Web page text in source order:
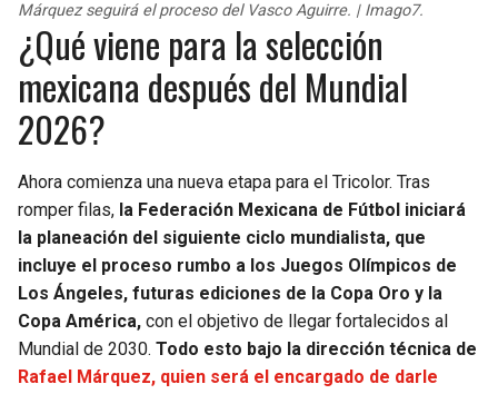
Márquez seguirá el proceso del Vasco Aguirre. | Imago7.
¿Qué viene para la selección
mexicana después del Mundial
2026?
Ahora comienza una nueva etapa para el Tricolor. Tras
romper filas, la Federación Mexicana de Fútbol iniciará
la planeación del siguiente ciclo mundialista, que
incluye el proceso rumbo a los Juegos Olímpicos de
Los Ángeles, futuras ediciones de la Copa Oro y la
Copa América, con el objetivo de llegar fortalecidos al
Mundial de 2030. Todo esto bajo la dirección técnica de
Rafael Márquez, quien será el encargado de darle